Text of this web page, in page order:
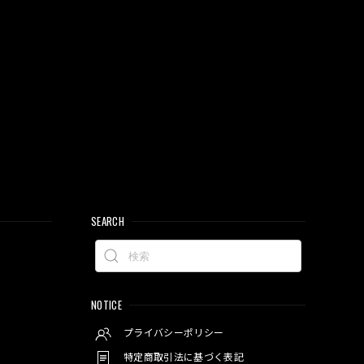
SEARCH
NOTICE
プライバシーポリシー
特定商取引法に基づく表記